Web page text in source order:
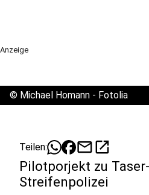
Anzeige
© Michael Homann - Fotolia
Teilen: mailopen_in_new
Pilotporjekt zu
Streifenpolizei